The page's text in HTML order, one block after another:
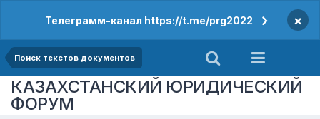
Телеграмм-канал https://t.me/prg2022 ×
Поиск текстов документов
КАЗАХСТАНСКИЙ ЮРИДИЧЕСКИЙ
ФОРУМ